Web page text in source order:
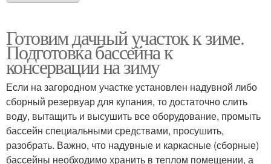
Готовим дачный участок к зиме.
Подготовка бассейна к
консервации на зиму
Если на загородном участке установлен надувной либо
сборный резервуар для купания, то достаточно слить
воду, вытащить и высушить все оборудование, промыть
бассейн специальными средствами, просушить,
разобрать. Важно, что надувные и каркасные (сборные)
бассейны необходимо хранить в теплом помещении, а